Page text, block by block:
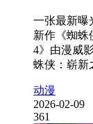
一张最新曝
新作《蜘蛛
4》由漫威
蛛侠：崭新
动漫
2026-02-09
361